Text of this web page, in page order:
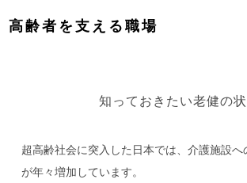
to高齢者を支える職場
知っておきたい老健の
超高齢社会に突入した日本では、介護施設へ
が年々増加しています。